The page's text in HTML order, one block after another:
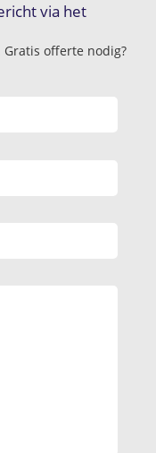
via het
Gratis offerte nodig?